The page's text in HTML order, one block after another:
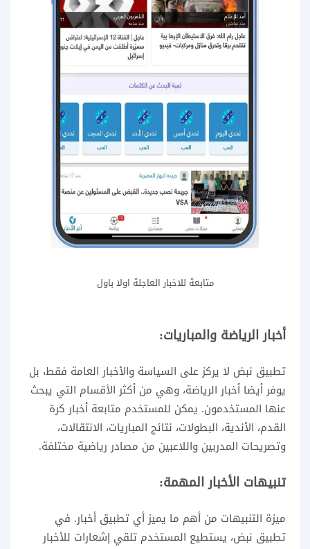
متابعة للاخبار العاجلة اولا باول
أخبار الرياضة والمباريات:
تطبيق نبض لا يركز على السياسة والأخبار العامة فقط، بل
يوفر أيضا أخبار الرياضة، وهي من أكثر الأقسام التي يبحث
عنها المستخدمون. يمكن للمستخدم متابعة أخبار كرة
القدم، الأندية، البطولات، نتائج المباريات، الانتقالات،
وتصريحات المدربين واللاعبين من مصادر رياضية مختلفة.
تنبيهات الأخبار المهمة:
ميزة التنبيهات من أهم ما يميز أي تطبيق أخبار. في
تطبيق نبض، يستطيع المستخدم تلقي إشعارات للأخبار